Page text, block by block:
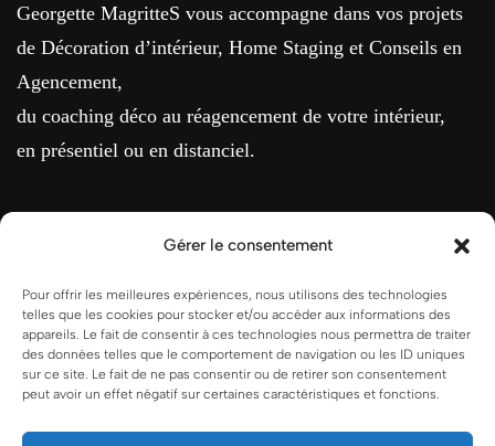
Gérer le consentement
Pour offrir les meilleures expériences, nous utilisons des technologies
telles que les cookies pour stocker et/ou accéder aux informations des
appareils. Le fait de consentir à ces technologies nous permettra de traiter
des données telles que le comportement de navigation ou les ID uniques
sur ce site. Le fait de ne pas consentir ou de retirer son consentement
peut avoir un effet négatif sur certaines caractéristiques et fonctions.
Georgette MagritteS vous accompagne dans vos projets
de Décoration d’intérieur, Home Staging et Conseils en
Agencement,
du coaching déco au réagencement de votre intérieur,
en présentiel ou en distanciel.
Conditions Générales de Vente
Politique de cookies (UE)